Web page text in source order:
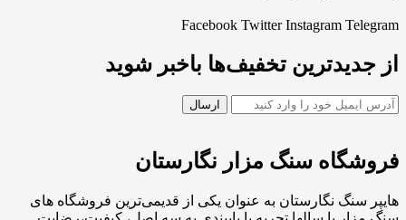
Facebook Twitter Instagram Telegram
از جدیدترین تخفیف‌ها باخبر شوید
فروشگاه سنگ مزار نگارستان
هایپر سنگ نگارستان به عنوان یکی از قدیمی‌ترین فروشگاه های